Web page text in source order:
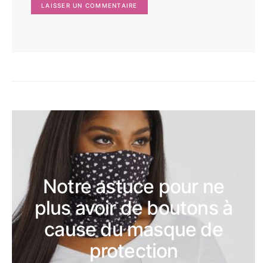
Notre astuce pour ne
plus avoir de boutons à
cause du masque de
protection